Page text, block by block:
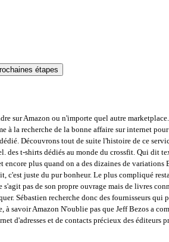
étapes
sur Amazon ou n'importe quel autre
à la recherche de la bonne affaire sur internet
Découvrons tout de suite l'histoire de ce
des t-shirts dédiés au monde du crossfit. Qui
plus quand on a des dizaines de
juste du pur bonheur. Le plus compliqué
pas de son propre ouvrage mais de livres
Sébastien recherche donc des fournisseurs
savoir Amazon N'oublie pas que Jeff Bezos a
d'adresses et de contacts précieux des